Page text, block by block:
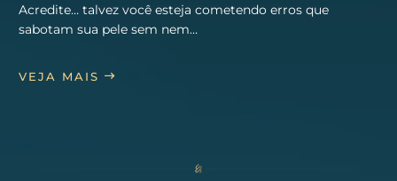
Acredite… talvez você esteja cometendo erros que
sabotam sua pele sem nem…
VEJA MAIS